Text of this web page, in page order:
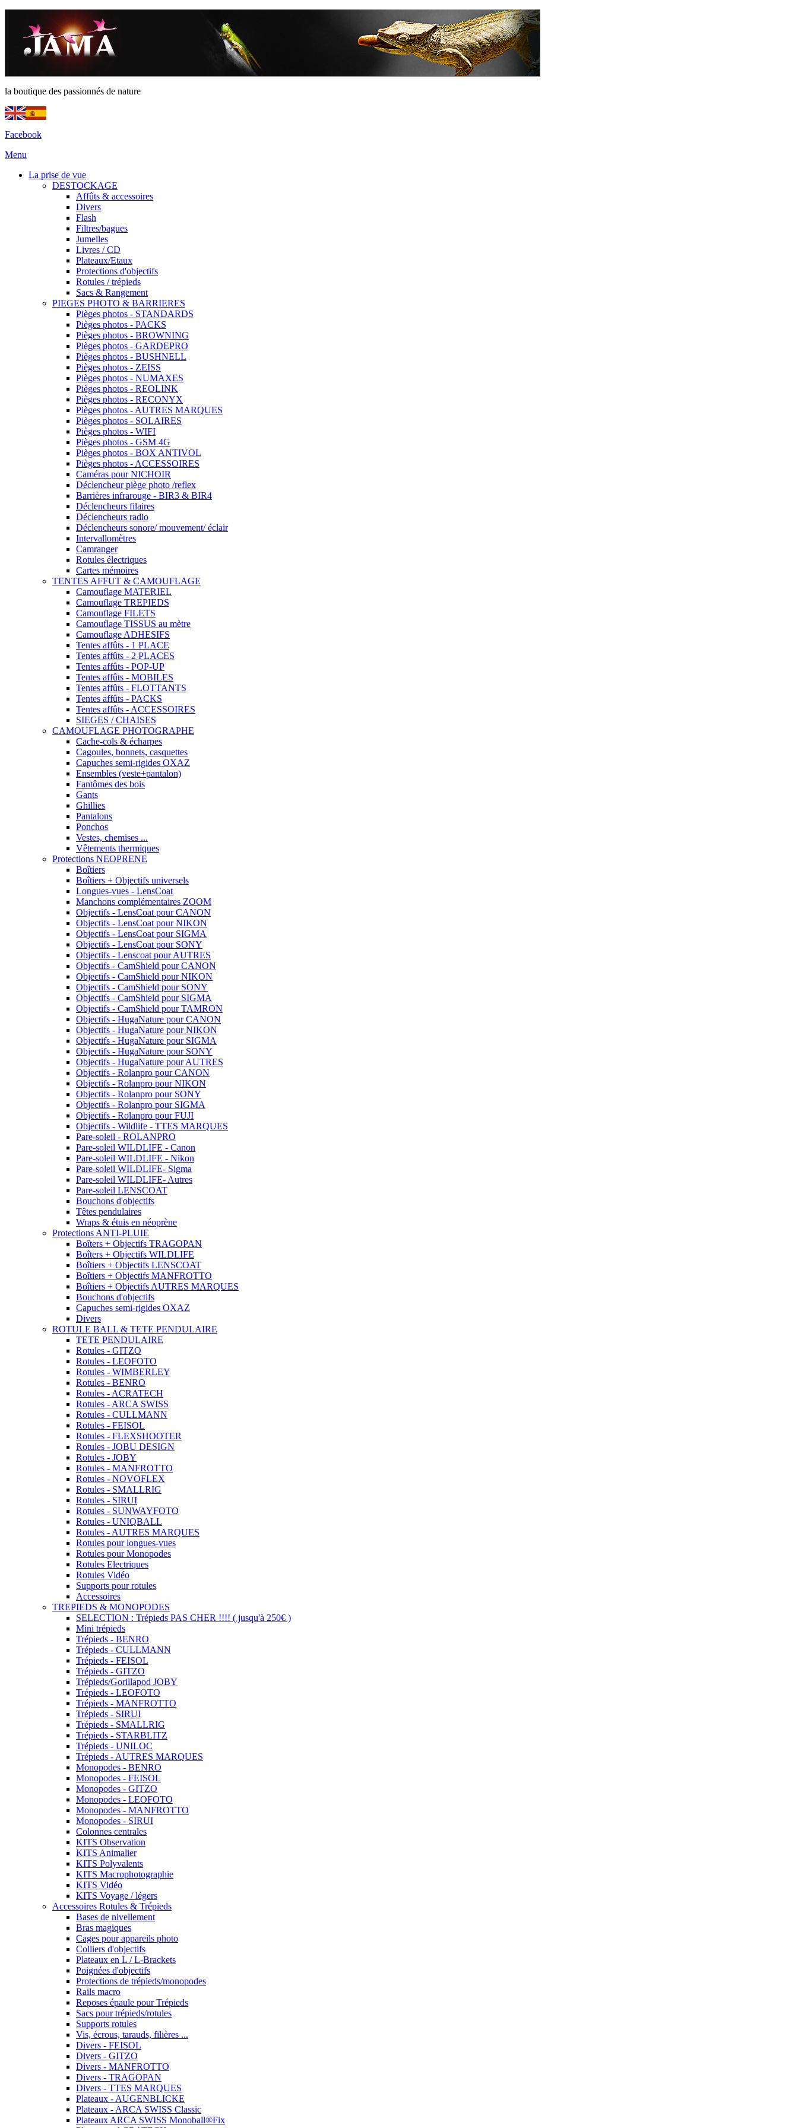
la boutique des passionnés de nature
Facebook
Menu
La prise de vue
DESTOCKAGE
Affûts & accessoires
Divers
Flash
Filtres/bagues
Jumelles
Livres / CD
Plateaux/Etaux
Protections d'objectifs
Rotules / trépieds
Sacs & Rangement
PIEGES PHOTO & BARRIERES
Pièges photos - STANDARDS
Pièges photos - PACKS
Pièges photos - BROWNING
Pièges photos - GARDEPRO
Pièges photos - BUSHNELL
Pièges photos - ZEISS
Pièges photos - NUMAXES
Pièges photos - REOLINK
Pièges photos - RECONYX
Pièges photos - AUTRES MARQUES
Pièges photos - SOLAIRES
Pièges photos - WIFI
Pièges photos - GSM 4G
Pièges photos - BOX ANTIVOL
Pièges photos - ACCESSOIRES
Caméras pour NICHOIR
Déclencheur piège photo /reflex
Barrières infrarouge - BIR3 & BIR4
Déclencheurs filaires
Déclencheurs radio
Déclencheurs sonore/ mouvement/ éclair
Intervallomètres
Camranger
Rotules électriques
Cartes mémoires
TENTES AFFUT & CAMOUFLAGE
Camouflage MATERIEL
Camouflage TREPIEDS
Camouflage FILETS
Camouflage TISSUS au mètre
Camouflage ADHESIFS
Tentes affûts - 1 PLACE
Tentes affûts - 2 PLACES
Tentes affûts - POP-UP
Tentes affûts - MOBILES
Tentes affûts - FLOTTANTS
Tentes affûts - PACKS
Tentes affûts - ACCESSOIRES
SIEGES / CHAISES
CAMOUFLAGE PHOTOGRAPHE
Cache-cols & écharpes
Cagoules, bonnets, casquettes
Capuches semi-rigides OXAZ
Ensembles (veste+pantalon)
Fantômes des bois
Gants
Ghillies
Pantalons
Ponchos
Vestes, chemises ...
Vêtements thermiques
Protections NEOPRENE
Boîtiers
Boîtiers + Objectifs universels
Longues-vues - LensCoat
Manchons complémentaires ZOOM
Objectifs - LensCoat pour CANON
Objectifs - LensCoat pour NIKON
Objectifs - LensCoat pour SIGMA
Objectifs - LensCoat pour SONY
Objectifs - Lenscoat pour AUTRES
Objectifs - CamShield pour CANON
Objectifs - CamShield pour NIKON
Objectifs - CamShield pour SONY
Objectifs - CamShield pour SIGMA
Objectifs - CamShield pour TAMRON
Objectifs - HugaNature pour CANON
Objectifs - HugaNature pour NIKON
Objectifs - HugaNature pour SIGMA
Objectifs - HugaNature pour SONY
Objectifs - HugaNature pour AUTRES
Objectifs - Rolanpro pour CANON
Objectifs - Rolanpro pour NIKON
Objectifs - Rolanpro pour SONY
Objectifs - Rolanpro pour SIGMA
Objectifs - Rolanpro pour FUJI
Objectifs - Wildlife - TTES MARQUES
Pare-soleil - ROLANPRO
Pare-soleil WILDLIFE - Canon
Pare-soleil WILDLIFE - Nikon
Pare-soleil WILDLIFE- Sigma
Pare-soleil WILDLIFE- Autres
Pare-soleil LENSCOAT
Bouchons d'objectifs
Têtes pendulaires
Wraps & étuis en néoprène
Protections ANTI-PLUIE
Boîters + Objectifs TRAGOPAN
Boîters + Objectifs WILDLIFE
Boîtiers + Objectifs LENSCOAT
Boîtiers + Objectifs MANFROTTO
Boîtiers + Objectifs AUTRES MARQUES
Bouchons d'objectifs
Capuches semi-rigides OXAZ
Divers
ROTULE BALL & TETE PENDULAIRE
TETE PENDULAIRE
Rotules - GITZO
Rotules - LEOFOTO
Rotules - WIMBERLEY
Rotules - BENRO
Rotules - ACRATECH
Rotules - ARCA SWISS
Rotules - CULLMANN
Rotules - FEISOL
Rotules - FLEXSHOOTER
Rotules - JOBU DESIGN
Rotules - JOBY
Rotules - MANFROTTO
Rotules - NOVOFLEX
Rotules - SMALLRIG
Rotules - SIRUI
Rotules - SUNWAYFOTO
Rotules - UNIQBALL
Rotules - AUTRES MARQUES
Rotules pour longues-vues
Rotules pour Monopodes
Rotules Electriques
Rotules Vidéo
Supports pour rotules
Accessoires
TREPIEDS & MONOPODES
SELECTION : Trépieds PAS CHER !!!! ( jusqu'à 250€ )
Mini trépieds
Trépieds - BENRO
Trépieds - CULLMANN
Trépieds - FEISOL
Trépieds - GITZO
Trépieds/Gorillapod JOBY
Trépieds - LEOFOTO
Trépieds - MANFROTTO
Trépieds - SIRUI
Trépieds - SMALLRIG
Trépieds - STARBLITZ
Trépieds - UNILOC
Trépieds - AUTRES MARQUES
Monopodes - BENRO
Monopodes - FEISOL
Monopodes - GITZO
Monopodes - LEOFOTO
Monopodes - MANFROTTO
Monopodes - SIRUI
Colonnes centrales
KITS Observation
KITS Animalier
KITS Polyvalents
KITS Macrophotographie
KITS Vidéo
KITS Voyage / légers
Accessoires Rotules & Trépieds
Bases de nivellement
Bras magiques
Cages pour appareils photo
Colliers d'objectifs
Plateaux en L / L-Brackets
Poignées d'objectifs
Protections de trépieds/monopodes
Rails macro
Reposes épaule pour Trépieds
Sacs pour trépieds/rotules
Supports rotules
Vis, écrous, tarauds, filières ...
Divers - FEISOL
Divers - GITZO
Divers - MANFROTTO
Divers - TRAGOPAN
Divers - TTES MARQUES
Plateaux - AUGENBLICKE
Plateaux - ARCA SWISS Classic
Plateaux ARCA SWISS Monoball®Fix